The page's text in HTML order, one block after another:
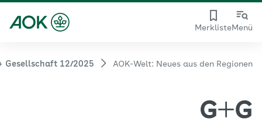
MerklisteMenü
Gesellschaft 12/2025 AOK-Welt: Neues aus den Regionen